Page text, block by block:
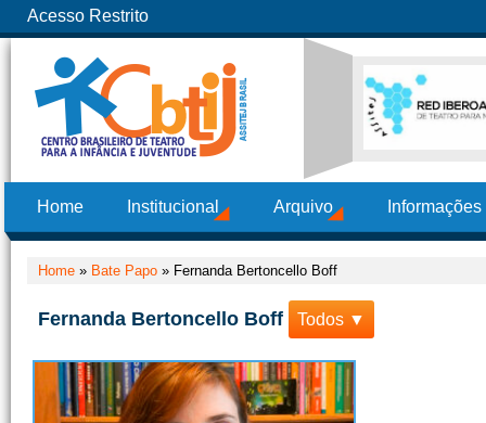
Acesso Restrito
Home Institucional Arquivo
Home » Bate Papo » Fernanda Bertoncello Boff
Fernanda Bertoncello Boff Todos ▼